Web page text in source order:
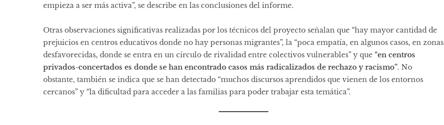
empieza a ser más activa”, se describe en las conclusiones del informe.
Otras observaciones significativas realizadas por los técnicos del proyecto señalan que “hay mayor cantidad de
prejuicios en centros educativos donde no hay personas migrantes”, la “poca empatía, en algunos casos, en zonas
desfavorecidas, donde se entra en un círculo de rivalidad entre colectivos vulnerables” y que “en centros
privados-concertados es donde se han encontrado casos más radicalizados de rechazo y racismo”. No
obstante, también se indica que se han detectado “muchos discursos aprendidos que vienen de los entornos
cercanos” y “la dificultad para acceder a las familias para poder trabajar esta temática”.